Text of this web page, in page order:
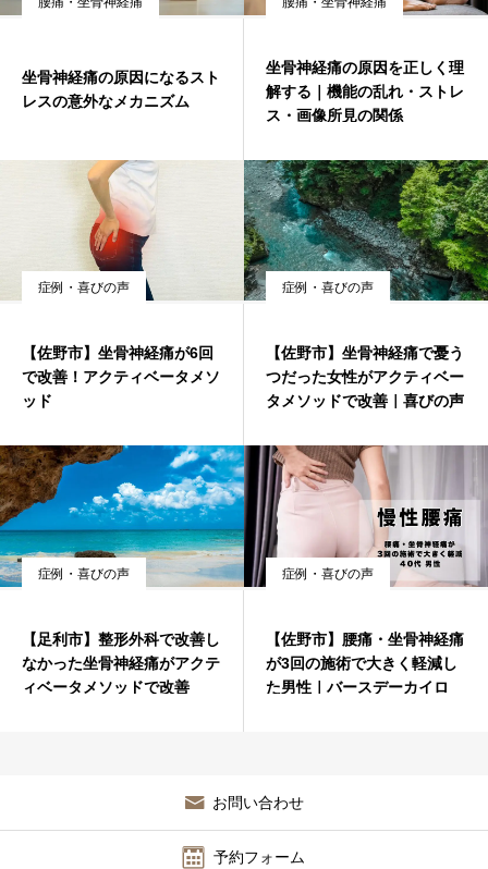
坐骨神経痛の原因になるスト
レスの意外なメカニズム
坐骨神経痛の原因を正しく理
解する｜機能の乱れ・ストレ
ス・画像所見の関係
症例・喜びの声
【佐野市】坐骨神経痛が6回
で改善！アクティベータメソ
ッド
症例・喜びの声
【佐野市】坐骨神経痛で憂う
つだった女性がアクティベー
タメソッドで改善｜喜びの声
症例・喜びの声
【足利市】整形外科で改善し
なかった坐骨神経痛がアクテ
ィベータメソッドで改善
症例・喜びの声
【佐野市】腰痛・坐骨神経痛
が3回の施術で大きく軽減し
た男性｜バースデーカイロ
お問い合わせ
予約フォーム